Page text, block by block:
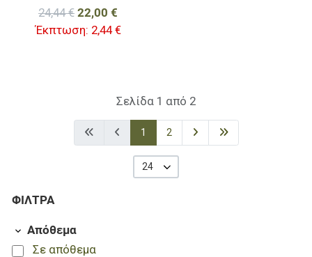
ΦΊΛΤΡΑ
Απόθεμα
Σε απόθεμα
24,44 € 22,00 €
Έκπτωση: 2,44 €
Σελίδα 1 από 2
1 2
24